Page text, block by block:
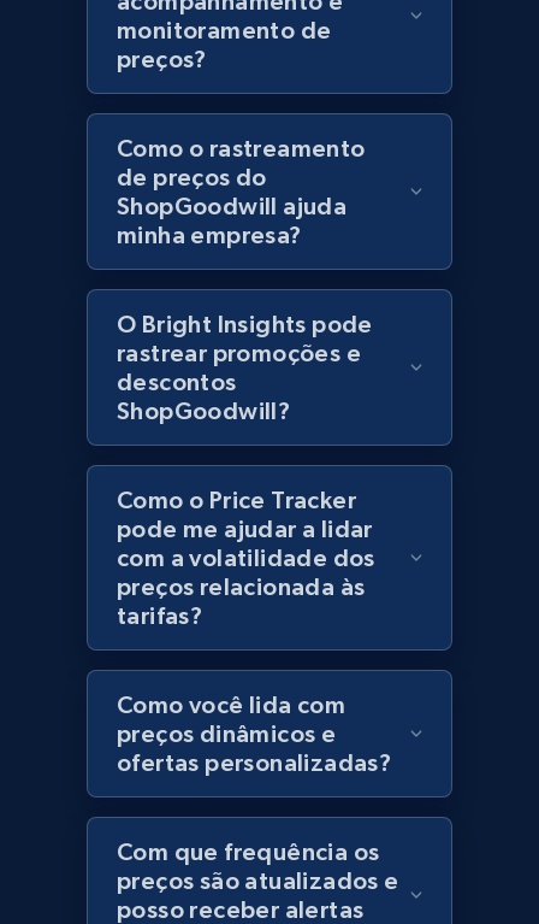
URL, Product id, Title, Product description,
Rating, Reviews count, Initial price, Discount,
and more.
1.3K+ 175+ Comece agora
Zara - Products
Category id, Product id, Product name, Price,
Currency, Colour code, Colour, Description, and
1.2K+ 208+
Zara - Products - discovery by category url
Category id, Product id, Product name, Price,
Currency, Colour code, Colour, Description, and
1.2K+ 208+
Best Buy products
URL, Product id, Title, Images, Final price,
Currency, Discount, Initial price, and more.
monitoramento de
preços?
Como o rastreamento
de preços do
ShopGoodwill ajuda
minha empresa?
O Bright Insights pode
rastrear promoções e
descontos
ShopGoodwill?
Como o Price Tracker
pode me ajudar a lidar
com a volatilidade dos
preços relacionada às
tarifas?
Como você lida com
preços dinâmicos e
ofertas personalizadas?
Com que frequência os
preços são atualizados e
posso receber alertas